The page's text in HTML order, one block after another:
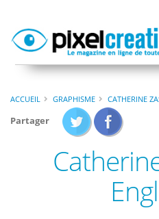
ACCUEIL GRAPHISME CATHERINE
Partager